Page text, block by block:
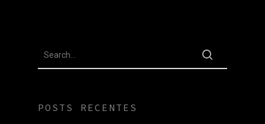
POSTS RECENTES